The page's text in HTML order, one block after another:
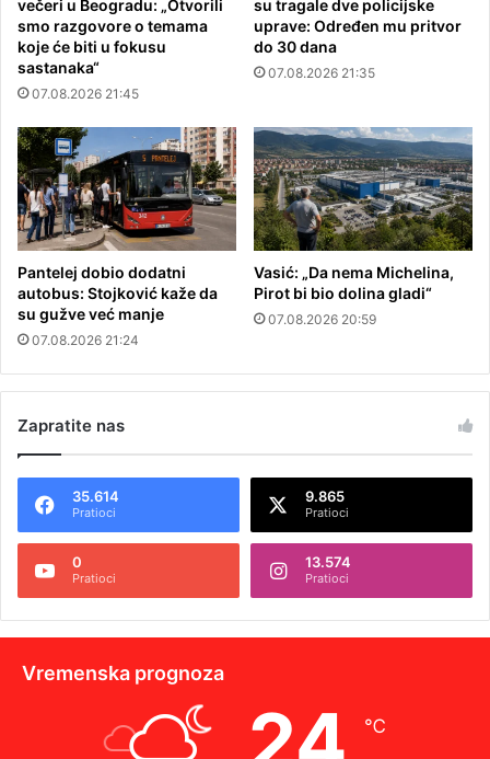
večeri u Beogradu: „Otvorili
smo razgovore o temama
koje će biti u fokusu
sastanaka“
07.08.2026 21:45
su tragale dve policijske
uprave: Određen mu pritvor
do 30 dana
07.08.2026 21:35
Pantelej dobio dodatni
autobus: Stojković kaže da
su gužve već manje
07.08.2026 21:24
Vasić: „Da nema Michelina,
Pirot bi bio dolina gladi“
07.08.2026 20:59
Zapratite nas
35.614
Pratioci
9.865
Pratioci
0
Pratioci
13.574
Pratioci
Vremenska prognoza
℃